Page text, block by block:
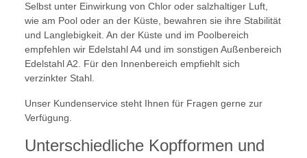
Selbst unter Einwirkung von Chlor oder salzhaltiger Luft,
wie am Pool oder an der Küste, bewahren sie ihre Stabilität
und Langlebigkeit. An der Küste und im Poolbereich
empfehlen wir Edelstahl A4 und im sonstigen Außenbereich
Edelstahl A2. Für den Innenbereich empfiehlt sich
verzinkter Stahl.
Unser Kundenservice steht Ihnen für Fragen gerne zur
Verfügung.
Unterschiedliche Kopfformen und